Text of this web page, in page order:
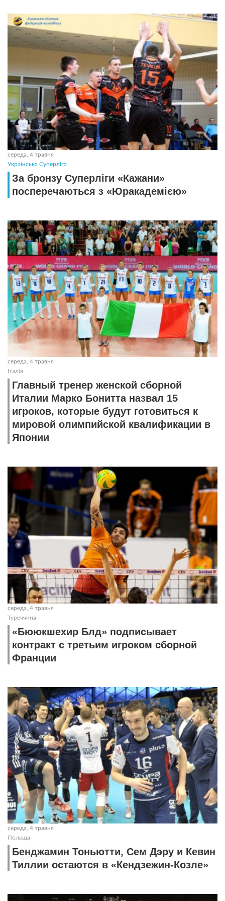
середа, 4 травня
Українська Суперліга
За бронзу Суперліги «Кажани»
посперечаються з «Юракадемією»
середа, 4 травня
Італія
Главный тренер женской сборной
Италии Марко Бонитта назвал 15
игроков, которые будут готовиться к
мировой олимпийской квалификации в
Японии
середа, 4 травня
Туреччина
«Бююкшехир Блд» подписывает
контракт с третьим игроком сборной
Франции
середа, 4 травня
Польща
Бенджамин Тоньютти, Сем Дэру и Кевин
Тиллии остаются в «Кендзежин-Козле»